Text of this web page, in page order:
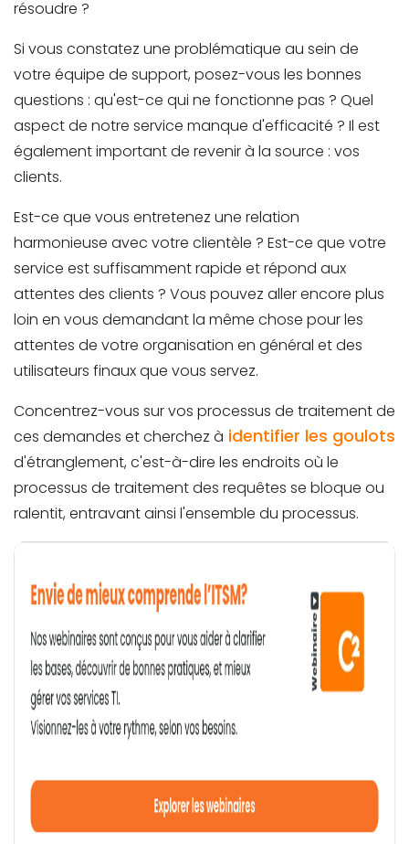
résoudre ?
Si vous constatez une problématique au sein de
votre équipe de support, posez-vous les bonnes
questions : qu'est-ce qui ne fonctionne pas ? Quel
aspect de notre service manque d'efficacité ? Il est
également important de revenir à la source : vos
clients.
Est-ce que vous entretenez une relation
harmonieuse avec votre clientèle ? Est-ce que votre
service est suffisamment rapide et répond aux
attentes des clients ? Vous pouvez aller encore plus
loin en vous demandant la même chose pour les
attentes de votre organisation en général et des
utilisateurs finaux que vous servez.
Concentrez-vous sur vos processus de traitement de
ces demandes et cherchez à identifier les goulots
d'étranglement, c'est-à-dire les endroits où le
processus de traitement des requêtes se bloque ou
ralentit, entravant ainsi l'ensemble du processus.